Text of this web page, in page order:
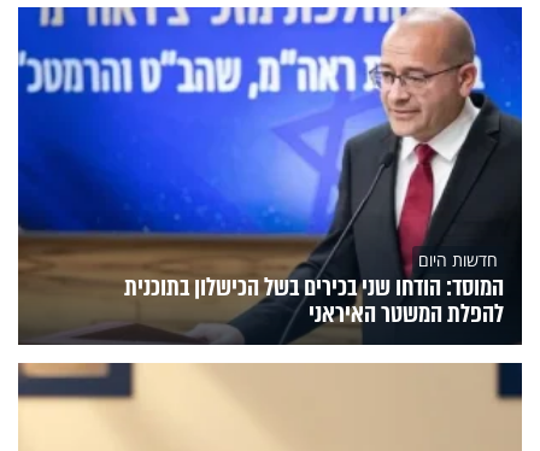
חדשות היום
המוסד: הודחו שני בכירים בשל הכישלון בתוכנית
להפלת המשטר האיראני